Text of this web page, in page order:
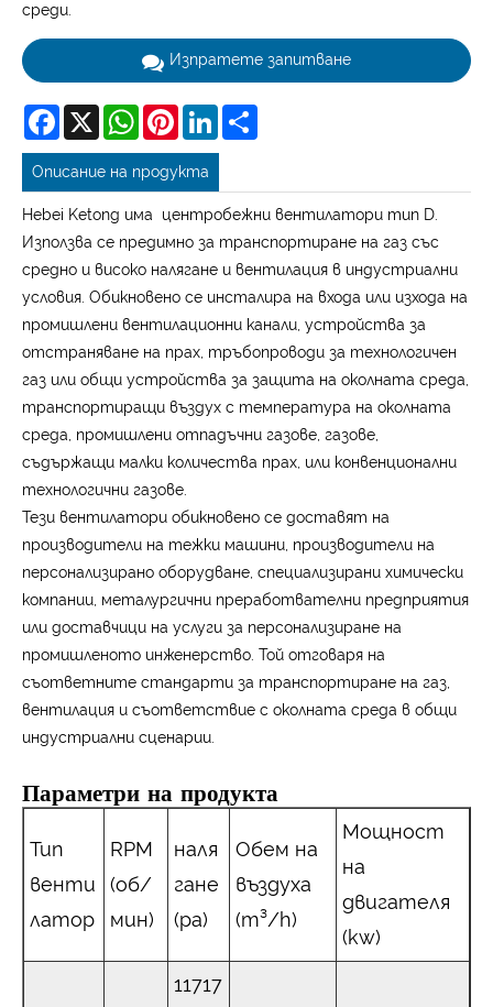
среди.
Изпратете запитване
Facebook
X WhatsAppPinterestLinkedIn
Описание на продукта
Hebei Ketong има центробежни вентилатори тип D.
Използва се предимно за транспортиране на газ със
средно и високо налягане и вентилация в индустриални
условия. Обикновено се инсталира на входа или изхода на
промишлени вентилационни канали, устройства за
отстраняване на прах, тръбопроводи за технологичен
газ или общи устройства за защита на околната среда,
транспортиращи въздух с температура на околната
среда, промишлени отпадъчни газове, газове,
съдържащи малки количества прах, или конвенционални
технологични газове.
Тези вентилатори обикновено се доставят на
производители на тежки машини, производители на
персонализирано оборудване, специализирани химически
компании, металургични преработвателни предприятия
или доставчици на услуги за персонализиране на
промишленото инженерство. Той отговаря на
съответните стандарти за транспортиране на газ,
вентилация и съответствие с околната среда в общи
индустриални сценарии.
Параметри на продукта
Тип
венти
латор
RPM
(об/
мин)
наля
гане
(pa)
Обем на
въздуха
(m³/h)
Мощност
на
двигателя
(kw)
11717